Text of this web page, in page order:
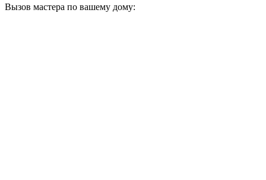
Вызов мастера по вашему дому: